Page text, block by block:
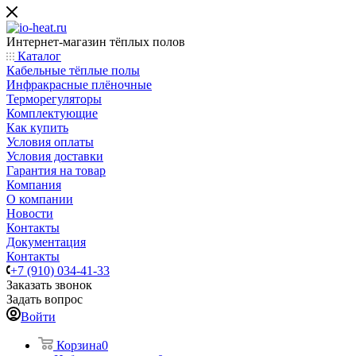
Интернет-магазин тёплых полов
Каталог
Кабельные тёплые полы
Инфракрасные плёночные
Терморегуляторы
Комплектующие
Как купить
Условия оплаты
Условия доставки
Гарантия на товар
Компания
О компании
Новости
Контакты
Документация
Контакты
+7 (910) 034-41-33
Заказать звонок
Задать вопрос
Войти
Корзина0